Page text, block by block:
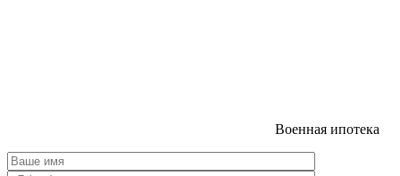
Военная ипотека